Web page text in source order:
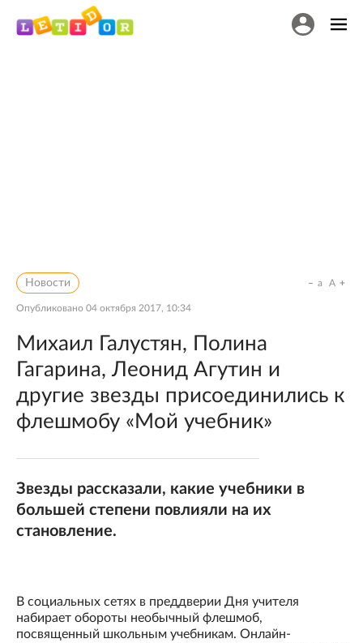
Новости
Опубликовано 04 октября 2017, 10:34
a A
Михаил Галустян, Полина
Гагарина, Леонид Агутин и
другие звезды присоединились к
флешмобу «Мой учебник»
Звезды рассказали, какие учебники в
большей степени повлияли на их
становление.
В социальных сетях в преддверии Дня учителя
набирает обороты необычный флешмоб,
посвященный школьным учебникам. Онлайн-